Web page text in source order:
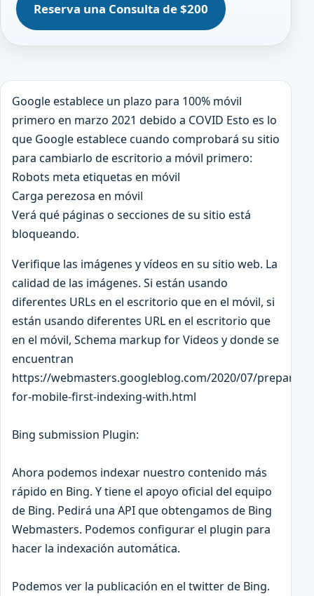
Reserva una Consulta de $200
Google establece un plazo para 100% móvil
primero en marzo 2021 debido a COVID Esto es lo
que Google establece cuando comprobará su sitio
para cambiarlo de escritorio a móvil primero:
Robots meta etiquetas en móvil
Carga perezosa en móvil
Verá qué páginas o secciones de su sitio está
bloqueando.
Verifique las imágenes y vídeos en su sitio web. La
calidad de las imágenes. Si están usando
diferentes URLs en el escritorio que en el móvil, si
están usando diferentes URL en el escritorio que
en el móvil, Schema markup for Videos y donde se
encuentran
https://webmasters.googleblog.com/2020/07/prepare-
for-mobile-first-indexing-with.html
Bing submission Plugin:
Ahora podemos indexar nuestro contenido más
rápido en Bing. Y tiene el apoyo oficial del equipo
de Bing. Pedirá una API que obtengamos de Bing
Webmasters. Podemos configurar el plugin para
hacer la indexación automática.
Podemos ver la publicación en el twitter de Bing.